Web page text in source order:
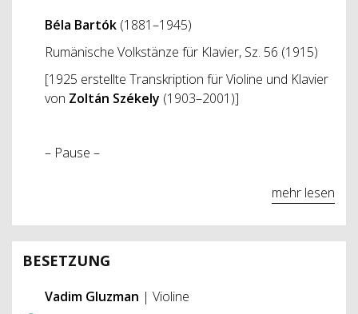
Béla Bartók (1881–1945)
Rumänische Volkstänze für Klavier, Sz. 56 (1915)
[1925 erstellte Transkription für Violine und Klavier
von Zoltán Székely (1903–2001)]
– Pause –
mehr lesen
BESETZUNG
Vadim Gluzman | Violine